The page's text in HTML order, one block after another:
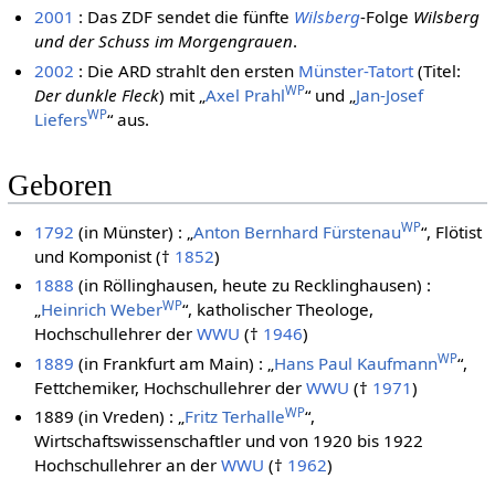
2001 : Das ZDF sendet die fünfte Wilsberg-Folge Wilsberg
und der Schuss im Morgengrauen.
2002 : Die ARD strahlt den ersten Münster-Tatort (Titel:
Der dunkle Fleck) mit „Axel PrahlWP“ und „ Jan-Josef
LiefersWP“ aus.
Geboren
1792 (in Münster) : „Anton Bernhard FürstenauWP“, Flötist
und Komponist († 1852)
1888 (in Röllinghausen, heute zu Recklinghausen) :
„Heinrich WeberWP“, katholischer Theologe,
Hochschullehrer derWWU († 1946)
1889 (in Frankfurt am Main) : „ Hans Paul KaufmannWP“,
Fettchemiker, Hochschullehrer derWWU († 1971)
1889 (in Vreden) : „Fritz TerhalleWP“,
Wirtschaftswissenschaftler und von 1920 bis 1922
Hochschullehrer an derWWU († 1962)